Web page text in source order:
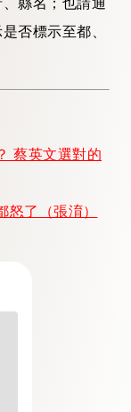
縣名；也請通
否標示至都、
蔡英文選對的
了（張淯）